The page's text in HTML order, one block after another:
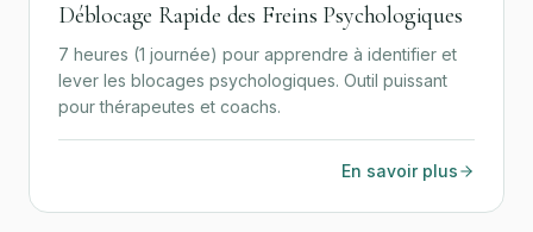
Déblocage Rapide des Freins Psychologiques
7 heures (1 journée) pour apprendre à identifier et
lever les blocages psychologiques. Outil puissant
pour thérapeutes et coachs.
En savoir plus